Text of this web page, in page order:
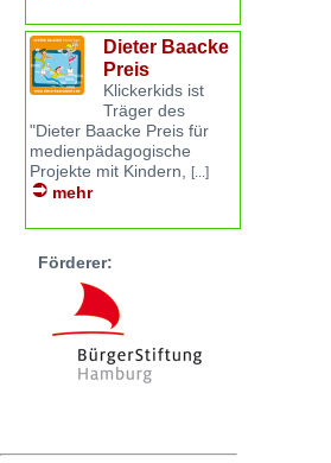
Dieter Baacke
Preis
Klickerkids ist
Träger des
"Dieter Baacke Preis für
medienpädagogische
Projekte mit Kindern, [...]
mehr
Förderer: